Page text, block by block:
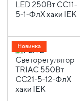
Новинка